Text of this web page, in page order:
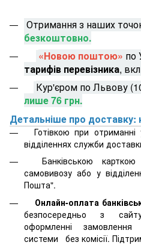
Отримання з наших
безкоштовно.
«Новою поштою» по
тарифів перевізника,
Кур'єром по Львову
лише 76 грн.
Детальніше про доставку:
Готівкою при
відділеннях служби
Банківською
самовивозу або у
Пошта".
Онлайн-оплата
безпосередньо з
оформленні
системи
без комісії.